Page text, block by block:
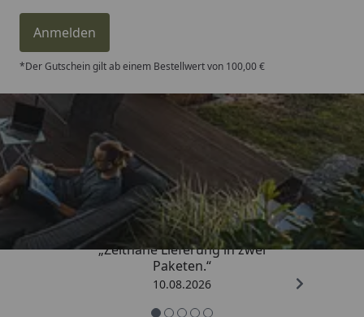
Anmelden
*Der Gutschein gilt ab einem Bestellwert von 100,00 €
Trusted Shops
4,81/ 5
„Zeitnahe Lieferung in zwei
Paketen.“
10.08.2026